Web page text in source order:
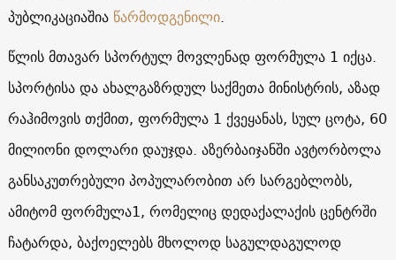
პუბლიკაციაშია წარმოდგენილი.
წლის მთავარ სპორტულ მოვლენად ფორმულა 1 იქცა.
სპორტისა და ახალგაზრდულ საქმეთა მინისტრის, აზად
რაჰიმოვის თქმით, ფორმულა 1 ქვეყანას, სულ ცოტა, 60
მილიონი დოლარი დაუჯდა. აზერბაიჯანში ავტორბოლა
განსაკუთრებული პოპულარობით არ სარგებლობს,
ამიტომ ფორმულა1, რომელიც დედაქალაქის ცენტრში
ჩატარდა, ბაქოელებს მხოლოდ საგულდაგულოდ